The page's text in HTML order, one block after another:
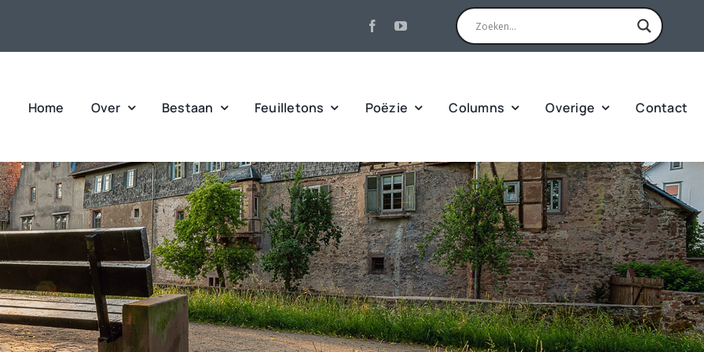
Home Over Bestaan Feuilletons Poëzie Columns Overige Contact